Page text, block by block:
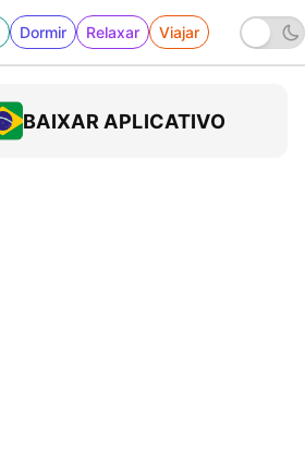
Dormir Relaxar Viajar
BAIXAR APLICATIVO